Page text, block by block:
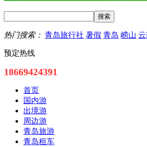
热门搜索： 青岛旅行社 暑假 青岛 崂山
预定热线
18669424391
首页
国内游
出境游
周边游
青岛旅游
青岛租车